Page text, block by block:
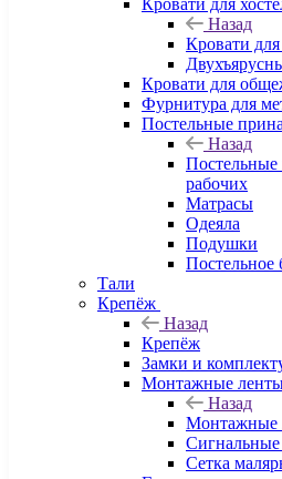
Кровати для
Назад
Кровати для
Кровати для
Фурнитура для
Постельные
Назад
Постельные
рабочих
Матрасы
Одеяла
Подушки
Постельное
Тали
Крепёж
Назад
Крепёж
Замки и
Монтажные
Назад
Монтажные
Сетка